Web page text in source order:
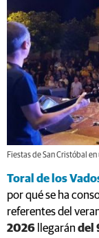
Fiestas de San Cristóbal
Toral de los
por qué se ha
referentes del
2026 llegarán del